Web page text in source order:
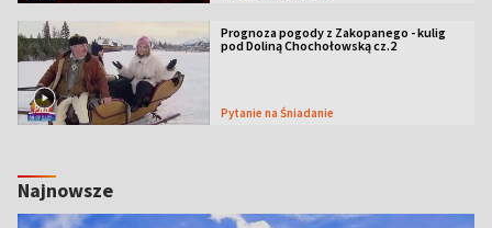
Prognoza pogody z Zakopanego - kulig
pod Doliną Chochołowską cz.2
Pytanie na Śniadanie
Najnowsze